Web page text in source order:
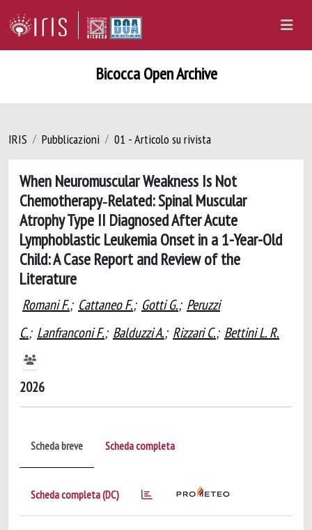
Bicocca Open Archive
IRIS Pubblicazioni 01 - Articolo su rivista
When Neuromuscular Weakness Is Not
Chemotherapy‑Related: Spinal Muscular
Atrophy Type II Diagnosed After Acute
Lymphoblastic Leukemia Onset in a 1-Year-Old
Child: A Case Report and Review of the
Literature
Romani F.; Cattaneo F.; Gotti G.; Peruzzi
C.; Lanfranconi F.; Balduzzi A.; Rizzari C.; Bettini L. R.
2026
Scheda breve Scheda completa
Scheda completa (DC)